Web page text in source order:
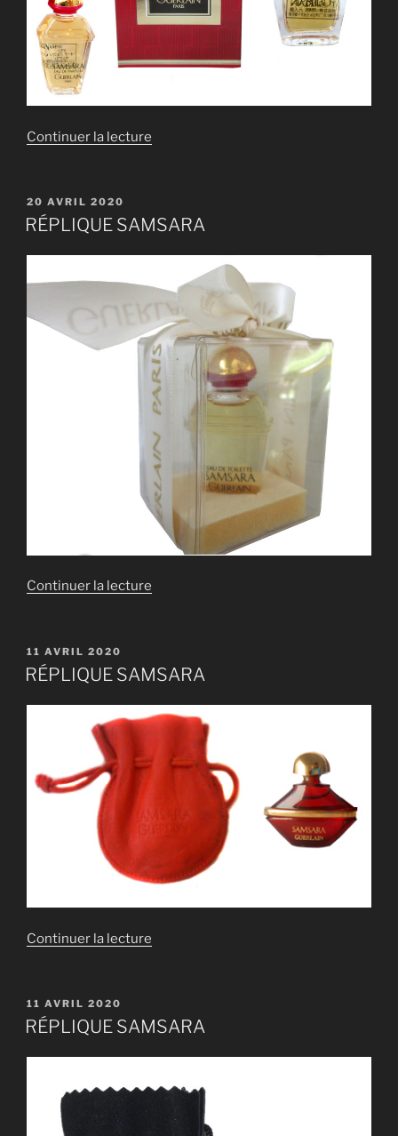
Continuer la lecture
PUBLIÉ
LE
20 AVRIL 2020
RÉPLIQUE SAMSARA
Continuer la lecture
PUBLIÉ
LE
11 AVRIL 2020
RÉPLIQUE SAMSARA
Continuer la lecture
PUBLIÉ
LE
11 AVRIL 2020
RÉPLIQUE SAMSARA